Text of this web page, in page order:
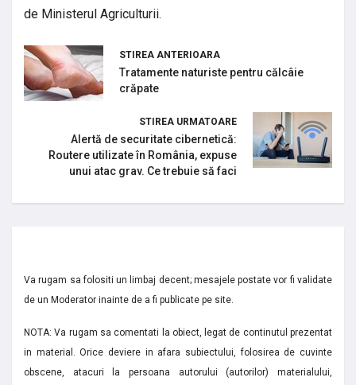
de Ministerul Agriculturii.
STIREA ANTERIOARA
Tratamente naturiste pentru călcâie
crăpate
STIREA URMATOARE
Alertă de securitate cibernetică:
Routere utilizate în România, expuse
unui atac grav. Ce trebuie să faci
Va rugam sa folositi un limbaj decent; mesajele postate vor fi validate
de un Moderator inainte de a fi publicate pe site.
NOTA: Va rugam sa comentati la obiect, legat de continutul prezentat
in material. Orice deviere in afara subiectului, folosirea de cuvinte
obscene, atacuri la persoana autorului (autorilor) materialului,